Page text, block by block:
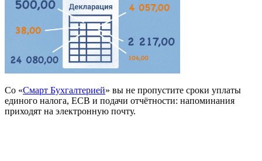
Со «Смарт Бухгалтерией» вы не пропустите сроки уплаты
единого налога, ЕСВ и подачи отчётности: напоминания
приходят на электронную почту.